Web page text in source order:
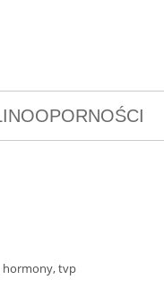
hormony, tvp